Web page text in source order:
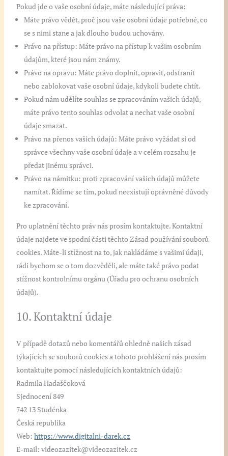
Pokud jde o vaše osobní údaje, máte následující práva:
Máte právo vědět, proč jsou vaše osobní údaje potřebné, co
se s nimi stane a jak dlouho budou uchovány.
Právo na přístup: Máte právo na přístup k vašim osobním
údajům, které jsou nám známy.
Právo na opravu: Máte právo doplnit, opravit, odstranit
nebo zablokovat vaše osobní údaje, kdykoli budete chtít.
Pokud nám udělíte souhlas se zpracováním vašich údajů,
máte právo tento souhlas odvolat a nechat vaše osobní
údaje smazat.
Právo na přenos vašich údajů: Máte právo vyžádat si od
správce všechny vaše osobní údaje a v celém rozsahu je
předat jinému správci.
Právo na námitku: proti zpracování vašich údajů můžete
namítat. Řídíme se tím, pokud neexistují oprávněné důvody
ke zpracování.
Pro uplatnění těchto práv nás prosím kontaktujte. Kontaktní
údaje najdete ve spodní části těchto Zásad používání souborů
cookies. Máte-li stížnost na to, jak nakládáme s vašimi údaji,
rádi bychom se o tom dozvěděli, ale máte také právo podat
stížnost kontrolnímu orgánu (Úřadu pro ochranu osobních
údajů).
10. Kontaktní údaje
V případě dotazů nebo komentářů ohledně našich zásad
týkajících se souborů cookies a tohoto prohlášení nás prosím
kontaktujte pomocí následujících kontaktních údajů:
Radmila Hadaščoková
Sjednocení 849
742 13 Studénka
Česká republika
Web:https://www.digitalni-darek.cz
E-mail:videozazitek@videozazitek.cz